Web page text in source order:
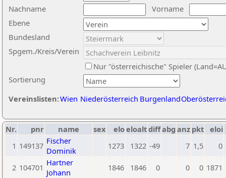
Nachname
Vorname
Ebene
Sortierung
Bundesland
Spgem./Kreis/Verein
Nur "österreichische" Spieler
Vereinslisten:Wien Niederösterreich Burgenland
Nr. pnr name sex eloeloaltdiffabg anz pkt eloi
1 149137 Fischer
Dominik
1273 1322 -49 7 1,5 0
2 104701 Hartner
Johann
1846 1846 0 0 0 1871